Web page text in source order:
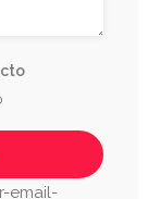
email-